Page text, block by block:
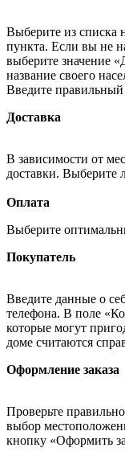
Выберите из списка
пункта. Если вы не
выберите значение
название своего
Введите правильный
Доставка
В зависимости от
доставки. Выберите
Оплата
Выберите
Покупатель
Введите данные о
телефона. В поле
которые могут
доме считаются
Оформление заказа
Проверьте
выбор
кнопку «Оформить